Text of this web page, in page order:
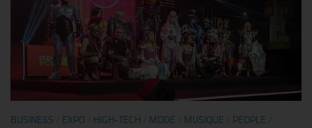
BUSINESS EXPO HIGH-TECH MODE MUSIQUE PEOPLE